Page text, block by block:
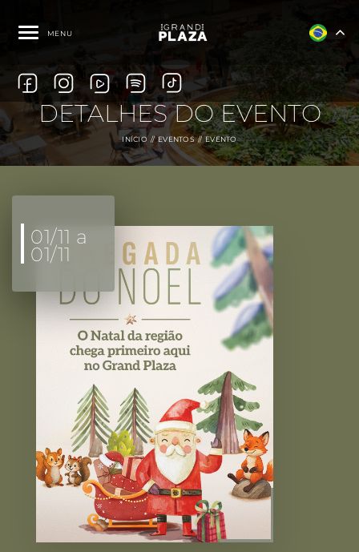
MENU
DETALHES DO EVENTO
INÍCIO EVENTOS EVENTO
01/11 a
01/11